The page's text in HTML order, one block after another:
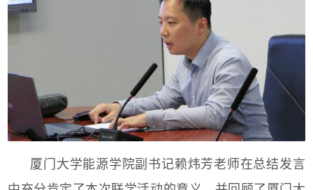
厦门大学能源学院副书记赖炜芳老师在总结发言